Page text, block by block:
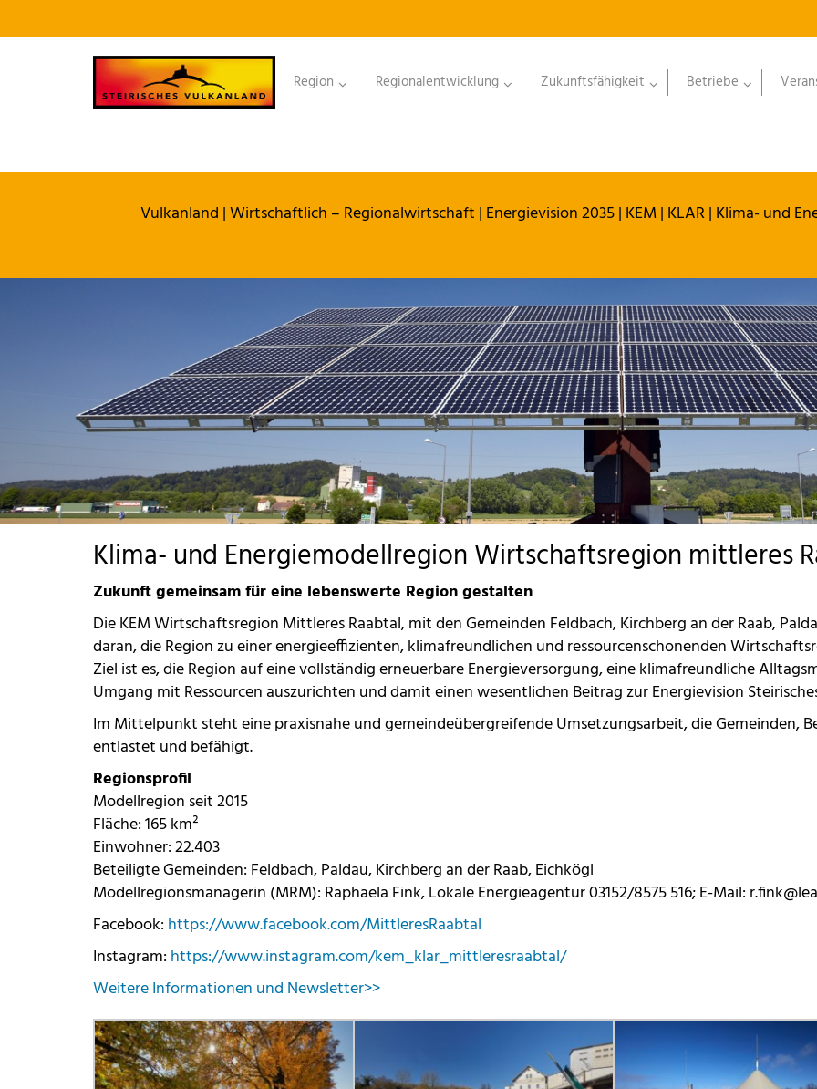
Region Regionalentwicklung Zukunftsfähigkeit Betriebe
Vulkanland |Wirtschaftlich – Regionalwirtschaft | Energievision 2035 | KEM | KLAR| Klima- und
Klima- und Energiemodellregion Wirtschaftsregion mittleres
Zukunft gemeinsam für eine lebenswerte Region gestalten
Die KEM Wirtschaftsregion Mittleres Raabtal, mit den Gemeinden Feldbach, Kirchberg an der Raab,
daran, die Region zu einer energieeffizienten, klimafreundlichen und ressourcenschonenden
Ziel ist es, die Region auf eine vollständig erneuerbare Energieversorgung, eine klimafreundliche
Umgang mit Ressourcen auszurichten und damit einen wesentlichen Beitrag zur Energievision
Im Mittelpunkt steht eine praxisnahe und gemeindeübergreifende Umsetzungsarbeit, die Gemeinden,
entlastet und befähigt.
Regionsprofil
Modellregion seit 2015
Fläche: 165 km²
Einwohner: 22.403
Beteiligte Gemeinden: Feldbach, Paldau, Kirchberg an der Raab, Eichkögl
Modellregionsmanagerin (MRM): Raphaela Fink, Lokale Energieagentur 03152/8575 516; E-Mail:
Facebook: https://www.facebook.com/MittleresRaabtal
Instagram: https://www.instagram.com/kem_klar_mittleresraabtal/
Weitere Informationen und Newsletter>>